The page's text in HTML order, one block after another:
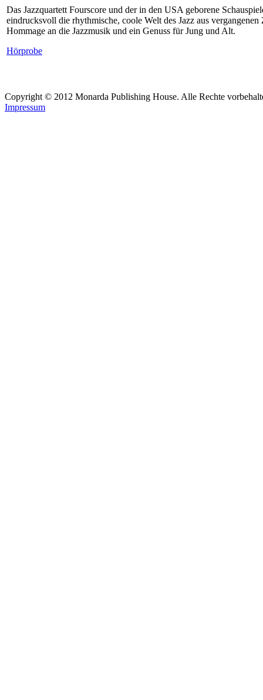
Das Jazzquartett Fourscore und der in den USA geborene
eindrucksvoll die rhythmische, coole Welt des Jazz aus
Hommage an die Jazzmusik und ein Genuss für Jung und Alt.
Hörprobe
Copyright © 2012 Monarda Publishing House. Alle Rechte
Impressum